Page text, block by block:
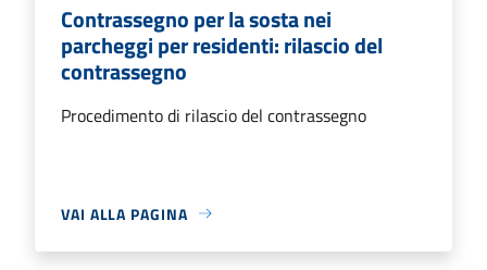
Contrassegno per la sosta nei
parcheggi per residenti: rilascio del
contrassegno
Procedimento di rilascio del contrassegno
VAI ALLA PAGINA